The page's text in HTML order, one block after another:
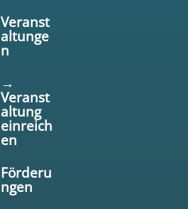
Veranst
altunge
n
→
Veranst
altung
einreich
en
Förderu
ngen